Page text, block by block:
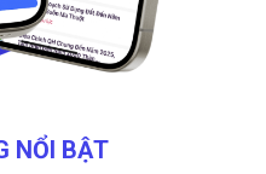
NỔI BẬT